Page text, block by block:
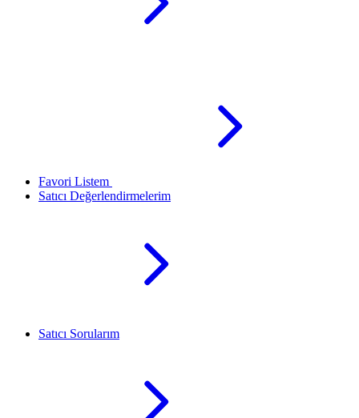
Favori Listem
Satıcı Değerlendirmelerim
Satıcı Sorularım